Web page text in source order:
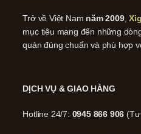
Trở về Việt Nam năm 2009,
mục tiêu mang đến những
quản đúng chuẩn và phù hợp
DỊCH VỤ & GIAO HÀNG
Hotline 24/7: 0945 866 906